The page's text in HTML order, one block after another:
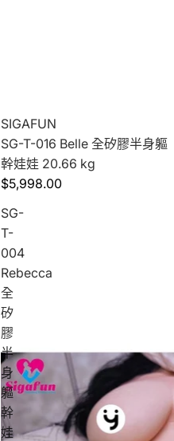
SIGAFUN
SG-T-016 Belle 全矽膠半身軀
幹娃娃 20.66 kg
$5,998.00
SG-
T-
004
Rebecca
全
矽
膠
半
身
軀
幹
娃